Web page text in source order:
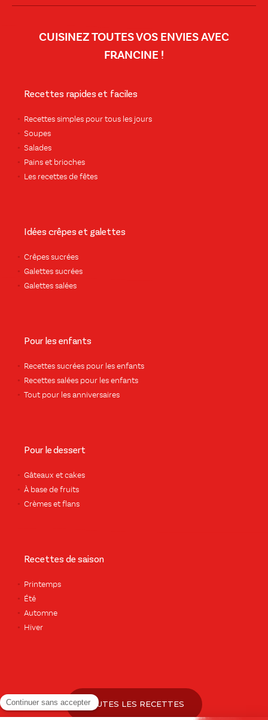
CUISINEZ TOUTES VOS ENVIES AVEC
FRANCINE !
Recettes rapides et faciles
Recettes simples pour tous les jours
Soupes
Salades
Pains et brioches
Les recettes de fêtes
Idées crêpes et galettes
Crêpes sucrées
Galettes sucrées
Galettes salées
Pour les enfants
Recettes sucrées pour les enfants
Recettes salées pour les enfants
Tout pour les anniversaires
Pour le dessert
Gâteaux et cakes
À base de fruits
Crèmes et flans
Recettes de saison
Printemps
Été
Automne
Hiver
TOUTES LES RECETTES